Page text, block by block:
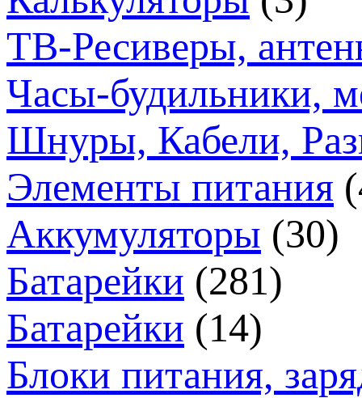
ТВ-Ресиверы,
Часы-будильники,
Шнуры, Кабели,
Элементы питания
Аккумуляторы (30)
Батарейки (281)
Батарейки (14)
Блоки питания,